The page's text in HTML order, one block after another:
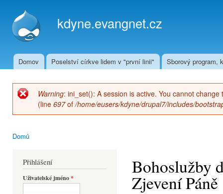
kdyne.evangnet.cz
Hlavní menu
Domov Poselství církve lidem v "první linii" Sborový program,
Chybová zpráva
Warning: ini_set(): A session is active. You cannot
(line 697of/home/eusers/kdyne/drupal7/includes/
Domů
Přihlášení
Uživatelské jméno*
Bohoslužby
Zjevení Páně